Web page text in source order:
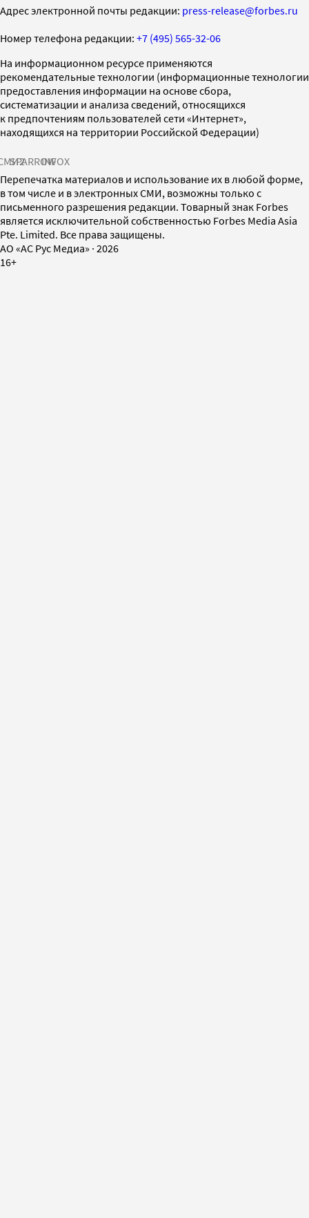
Адрес электронной почты редакции: press-release@forbes.ru
Номер телефона редакции: +7 (495) 565-32-06
На информационном ресурсе применяются
рекомендательные технологии (информационные технологии
предоставления информации на основе сбора,
систематизации и анализа сведений, относящихся
к предпочтениям пользователей сети «Интернет»,
находящихся на территории Российской Федерации)
SPARROWINFOX
Перепечатка материалов и использование их в любой форме,
в том числе и в электронных СМИ, возможны только с
письменного разрешения редакции. Товарный знак Forbes
является исключительной собственностью Forbes Media Asia
Pte. Limited. Все права защищены.
AO «АС Рус Медиа» · 2026
16+